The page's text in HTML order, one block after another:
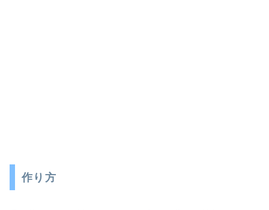
作り方